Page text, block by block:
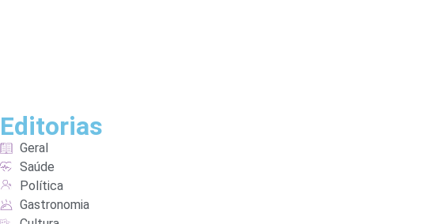
Editorias
Geral
Saúde
Política
Gastronomia